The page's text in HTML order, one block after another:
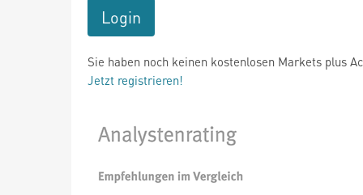
Login
Sie haben noch keinen kostenlosen Markets plus
Jetzt registrieren!